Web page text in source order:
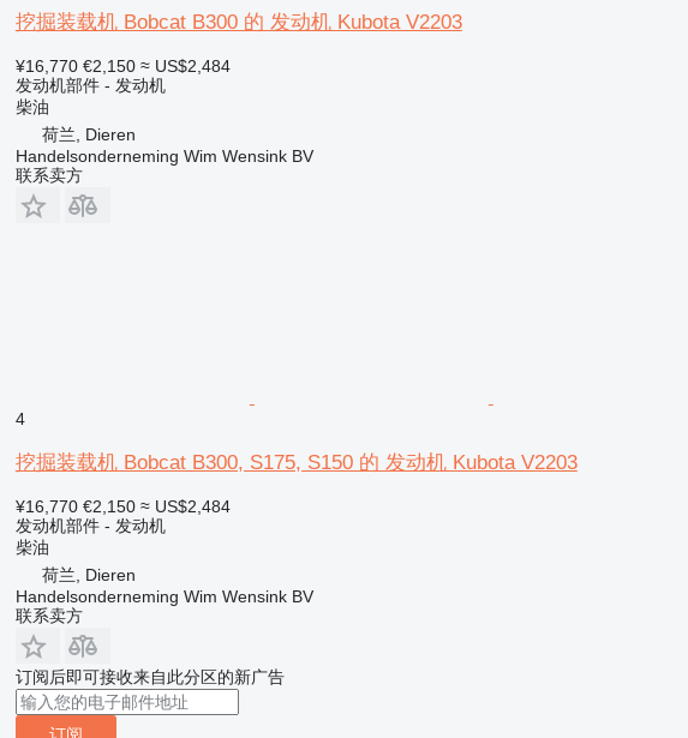
挖掘装载机 Bobcat B300 的 发动机 Kubota V2203
¥16,770 €2,150 ≈ US$2,484
发动机部件 - 发动机
柴油
荷兰, Dieren
Handelsonderneming Wim Wensink BV
联系卖方
4
挖掘装载机 Bobcat B300, S175, S150 的 发动机 Kubota V2203
¥16,770 €2,150 ≈ US$2,484
发动机部件 - 发动机
柴油
荷兰, Dieren
Handelsonderneming Wim Wensink BV
联系卖方
订阅后即可接收来自此分区的新广告